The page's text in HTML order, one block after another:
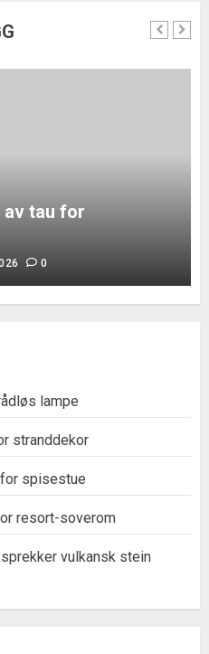
av tau for
0
lampe
stranddekor
spisestue
resort-soverom
vulkansk stein